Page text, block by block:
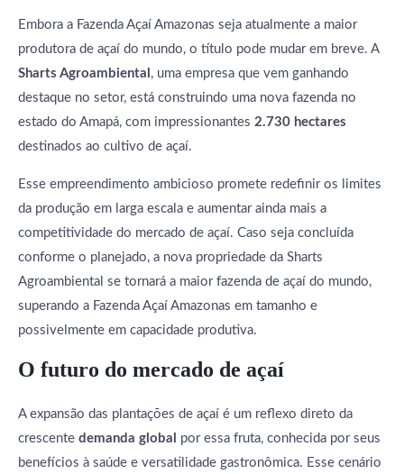
Embora a Fazenda Açaí Amazonas seja atualmente a maior
produtora de açaí do mundo, o título pode mudar em breve. A
Sharts Agroambiental , uma empresa que vem ganhando
destaque no setor, está construindo uma nova fazenda no
estado do Amapá, com impressionantes 2.730 hectares
destinados ao cultivo de açaí.
Esse empreendimento ambicioso promete redefinir os limites
da produção em larga escala e aumentar ainda mais a
competitividade do mercado de açaí. Caso seja concluída
conforme o planejado, a nova propriedade da Sharts
Agroambiental se tornará a maior fazenda de açaí do mundo,
superando a Fazenda Açaí Amazonas em tamanho e
possivelmente em capacidade produtiva.
O futuro do mercado de açaí
A expansão das plantações de açaí é um reflexo direto da
crescente demanda global
por essa fruta, conhecida por seus
benefícios à saúde e versatilidade gastronômica. Esse cenário